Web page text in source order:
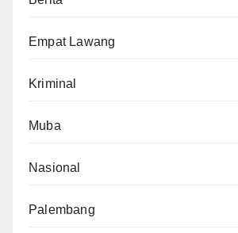
Empat Lawang
Kriminal
Muba
Nasional
Palembang